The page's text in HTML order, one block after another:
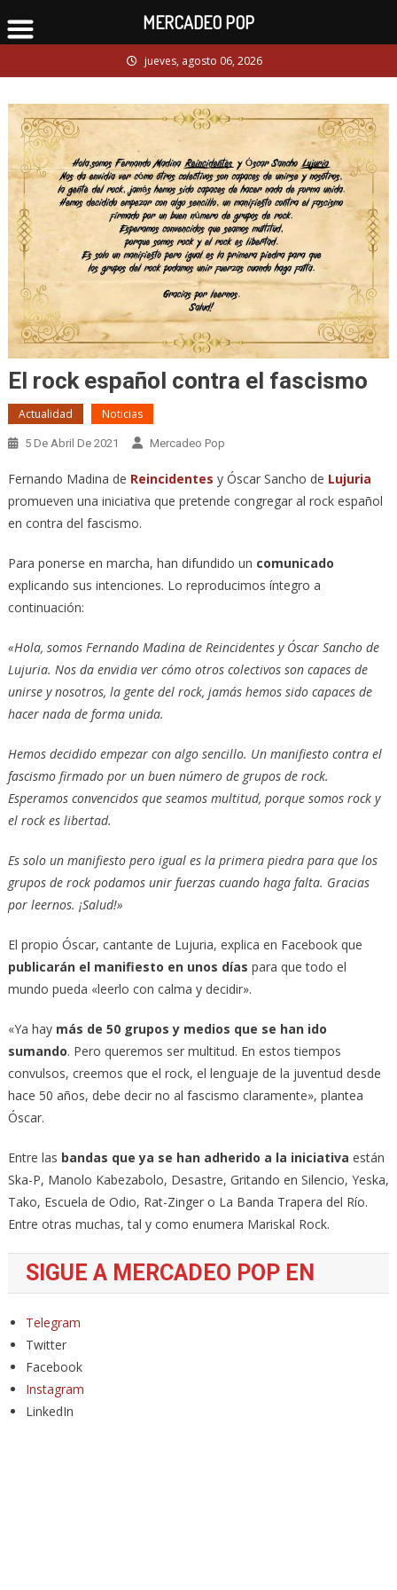
to
jueves, agosto 06, 2026
El rock español contra el fascismo
Actualidad Noticias
5 De Abril De 2021 Mercadeo Pop
Fernando Madina de Reincidentes y Óscar Sancho de Lujuria
promueven una iniciativa que pretende congregar al rock español
en contra del fascismo.
Para ponerse en marcha, han difundido un comunicado
explicando sus intenciones. Lo reproducimos íntegro a
continuación:
«Hola, somos Fernando Madina de Reincidentes y Óscar Sancho de
Lujuria. Nos da envidia ver cómo otros colectivos son capaces de
unirse y nosotros, la gente del rock, jamás hemos sido capaces de
hacer nada de forma unida.
Hemos decidido empezar con algo sencillo. Un manifiesto contra el
fascismo firmado por un buen número de grupos de rock.
Esperamos convencidos que seamos multitud, porque somos rock y
el rock es libertad.
Es solo un manifiesto pero igual es la primera piedra para que los
grupos de rock podamos unir fuerzas cuando haga falta. Gracias
por leernos. ¡Salud!»
El propio Óscar, cantante de Lujuria, explica en Facebook que
publicarán el manifiesto en unos días para que todo el
mundo pueda «leerlo con calma y decidir».
«Ya hay más de 50 grupos y medios que se han ido
sumando. Pero queremos ser multitud. En estos tiempos
convulsos, creemos que el rock, el lenguaje de la juventud desde
hace 50 años, debe decir no al fascismo claramente», plantea
Óscar.
Entre las bandas que ya se han adherido a la iniciativa están
Ska-P, Manolo Kabezabolo, Desastre, Gritando en Silencio, Yeska,
Tako, Escuela de Odio, Rat-Zinger o La Banda Trapera del Río.
Entre otras muchas, tal y como enumera Mariskal Rock.
SIGUE A MERCADEO POP EN
Telegram
Twitter
Facebook
Instagram
LinkedIn
MERCADEO POP